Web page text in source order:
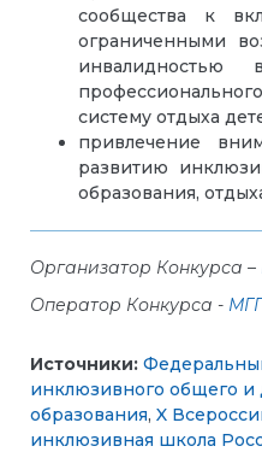
сообщества к
ограниченными
систему отдыха
привлечение
развитию
образования,
Организатор Конкурса –
Оператор Конкурса -
Источники:
инклюзивного общего и
образования, X
инклюзивная школа